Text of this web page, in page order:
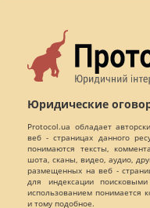
Юридические
Protocol.ua обладает
веб - страницах данного
понимаются тексты,
шота, сканы, видео, аудио,
размещенных на веб -
для индексации
использованием понимается
и тому подобное.